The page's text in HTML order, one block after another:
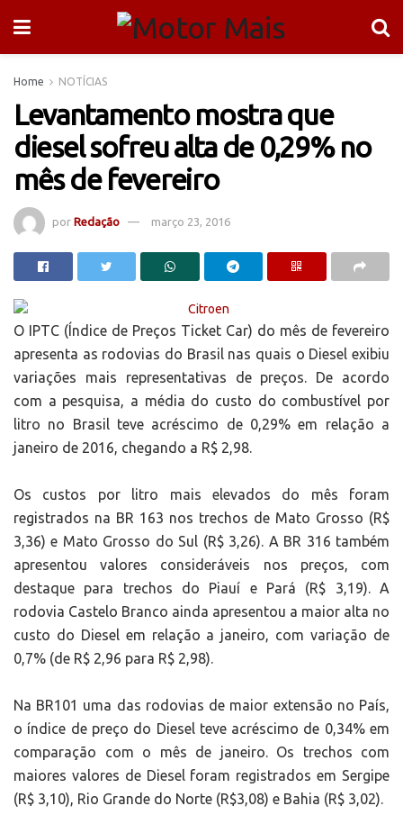
Home NOTÍCIAS
Levantamento mostra que
diesel sofreu alta de 0,29% no
mês de fevereiro
por Redação março 23, 2016
O IPTC (Índice de Preços Ticket Car) do mês de fevereiro
apresenta as rodovias do Brasil nas quais o Diesel exibiu
variações mais representativas de preços. De acordo
com a pesquisa, a média do custo do combustível por
litro no Brasil teve acréscimo de 0,29% em relação a
janeiro de 2016, chegando a R$ 2,98.
Os custos por litro mais elevados do mês foram
registrados na BR 163 nos trechos de Mato Grosso (R$
3,36) e Mato Grosso do Sul (R$ 3,26). A BR 316 também
apresentou valores consideráveis nos preços, com
destaque para trechos do Piauí e Pará (R$ 3,19). A
rodovia Castelo Branco ainda apresentou a maior alta no
custo do Diesel em relação a janeiro, com variação de
0,7% (de R$ 2,96 para R$ 2,98).
Na BR101 uma das rodovias de maior extensão no País,
o índice de preço do Diesel teve acréscimo de 0,34% em
comparação com o mês de janeiro. Os trechos com
maiores valores de Diesel foram registrados em Sergipe
(R$ 3,10), Rio Grande do Norte (R$3,08) e Bahia (R$ 3,02).